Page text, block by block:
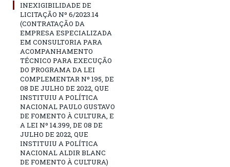
INEXIGIBILIDADE DE
LICITAÇÃO Nº 6/2023.14
(CONTRATAÇÃO DA
EMPRESA ESPECIALIZADA
EM CONSULTORIA PARA
ACOMPANHAMENTO
TÉCNICO PARA EXECUÇÃO
DO PROGRAMA DA LEI
COMPLEMENTAR Nº 195, DE
08 DE JULHO DE 2022, QUE
INSTITUIU A POLÍTICA
NACIONAL PAULO GUSTAVO
DE FOMENTO À CULTURA, E
A LEI Nº 14.399, DE 08 DE
JULHO DE 2022, QUE
INSTITUIU A POLÍTICA
NACIONAL ALDIR BLANC
DE FOMENTO À CULTURA)